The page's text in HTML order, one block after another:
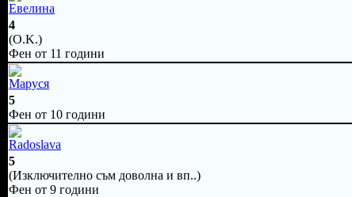
Eвелина
4
(O.K.)
Фен от 11 години
Маруся
5
Фен от 10 години
Radoslava
5
(Изключително съм доволна и вп..)
Фен от 9 години